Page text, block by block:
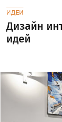
ИДЕИ
Дизайн
идей